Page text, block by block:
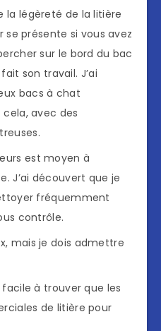
la légèreté de la litière
se présente si vous avez
sur le bord du bac
son travail. J’ai
bacs à chat
avec des
est moyen à
J’ai découvert que je
fréquemment
contrôle.
mais je dois admettre
facile à trouver que les
de litière pour